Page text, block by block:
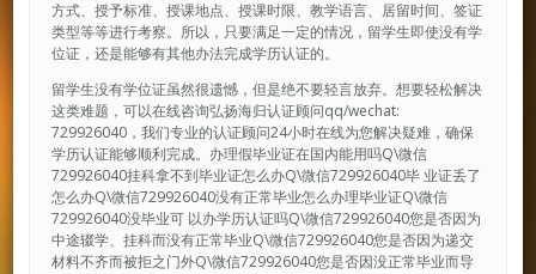
方式、授予标准、授课地点、授课时限、教学语言、居留时间、签证
类型等等进行考察。所以，只要满足一定的情况，留学生即使没有学
位证，还是能够有其他办法完成学历认证的。
留学生没有学位证虽然很遗憾，但是绝不要轻言放弃。想要轻松解决
这类难题，可以在线咨询弘扬海归认证顾问qq/wechat:
729926040，我们专业的认证顾问24小时在线为您解决疑难，确保
学历认证能够顺利完成。办理假毕业证在国内能用吗Q\微信
729926040挂科拿不到毕业证怎么办Q\微信729926040毕 业证丢了
怎么办Q\微信729926040没有正常毕业怎么办理毕业证Q\微信
729926040没毕业可 以办学历认证吗Q\微信729926040您是否因为
中途辍学、挂科而没有正常毕业Q\微信729926040您是否因为递交
材料不齐而被拒之门外Q\微信729926040您是否因没正常毕业而导